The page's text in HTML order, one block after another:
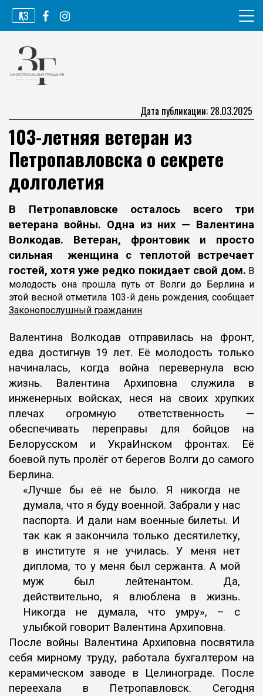
Перейти
содержимому
ҚАЗ
Законопослушный гражданин
Дата публикации: 28.03.2025
103-летняя ветеран из
Петропавловска о секрете
долголетия
В Петропавловске осталось всего три
ветерана войны. Одна из них — Валентина
Волкодав. Ветеран, фронтовик и просто
сильная женщинас теплотой встречает
гостей, хотя уже редко покидает свой дом. В
молодость она прошла путь от Волги до Берлина и
этой весной отметила 103-й день рождения, сообщает
Законопослушный гражданин.
Валентина Волкодав отправилась на фронт,
едва достигнув 19 лет. Её молодость только
начиналась, когда война перевернула всю
жизнь. Валентина Архиповна служила в
инженерных войсках, неся на своих хрупких
плечах огромную ответственность —
обеспечивать переправы для бойцов на
Белорусском и УкраИнском фронтах. Её
боевой путь пролёг от берегов Волги до самого
Берлина.
«Лучше бы её не было. Я никогда не
думала, что я буду военной. Забрали у нас
паспорта. И дали нам военные билеты. И
так как я закончила только десятилетку,
в институте я не училась.У меня нет
диплома, то у меня был сержанта. А мой
муж был лейтенантом. Да,
действительно, я влюблена в жизнь.
Никогда не думала, что умру», – с
улыбкой говорит Валентина Архиповна.
После войны Валентина Архиповна посвятила
себя мирному труду, работала бухгалтером на
керамическом заводе в Целинограде. После
переехала в Петропавловск. Сегодня